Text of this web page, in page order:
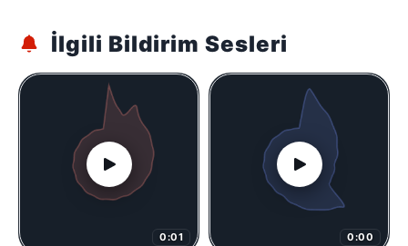
İlgili Bildirim Sesleri
0:01 0:00